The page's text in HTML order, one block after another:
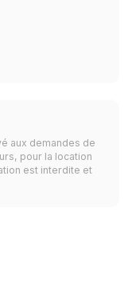
aux demandes de
pour la location
est interdite et